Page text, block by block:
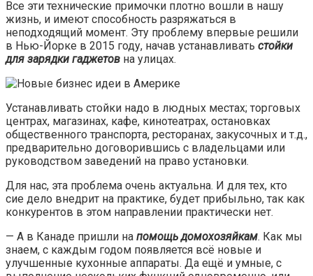
Все эти технические примочки плотно вошли в нашу
жизнь, и имеют способность разряжаться в
неподходящий момент. Эту проблему впервые решили
в Нью-Йорке в 2015 году, начав устанавливать стойки
для зарядки гаджетов на улицах.
Устанавливать стойки надо в людных местах; торговых
центрах, магазинах, кафе, кинотеатрах, остановках
общественного транспорта, ресторанах, закусочных и т.д.,
предварительно договорившись с владельцами или
руководством заведений на право установки.
Для нас, эта проблема очень актуальна. И для тех, кто
сие дело внедрит на практике, будет прибыльно, так как
конкурентов в этом направлении практически нет.
— А в Канаде пришли на помощь домохозяйкам. Как мы
знаем, с каждым годом появляется всё новые и
улучшенные кухонные аппараты. Да ещё и умные, с